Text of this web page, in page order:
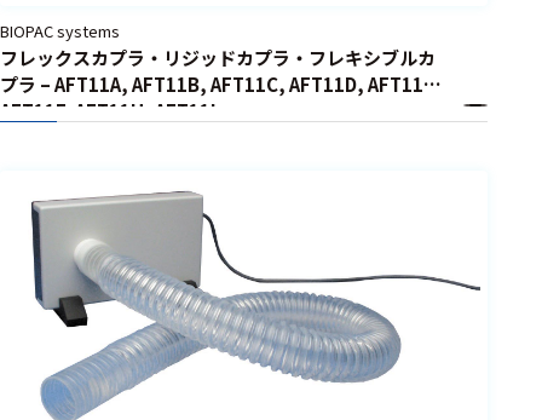
BIOPAC systems
フレックスカプラ・リジッドカプラ・フレキシブルカ
プラ – AFT11A, AFT11B, AFT11C, AFT11D, AFT11E,
AFT11F, AFT11H, AFT11I